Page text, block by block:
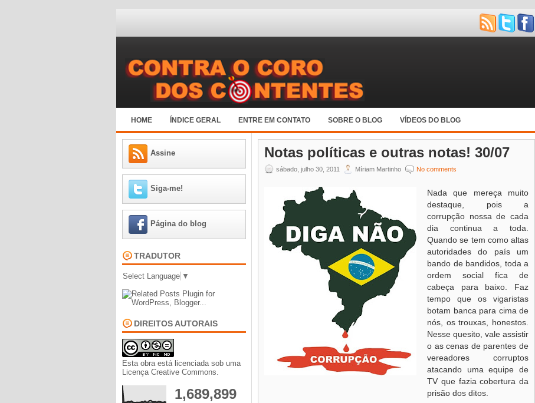
HOME ÍNDICE GERAL ENTRE EM CONTATO SOBRE O BLOG VÍDEOS DO BLOG
Assine
Siga-me!
Página do blog
TRADUTOR
Select Language ▼
DIREITOS AUTORAIS
Esta obra está licenciada sob uma
Licença Creative Commons.
1,689,899
Notas políticas e outras notas! 30/07
sábado, julho 30, 2011 Míriam Martinho No comments
Nada que mereça muito
destaque, pois a
corrupção nossa de cada
dia continua a toda.
Quando se tem como altas
autoridades do país um
bando de bandidos, toda a
ordem social fica de
cabeça para baixo. Faz
tempo que os vigaristas
botam banca para cima de
nós, os trouxas, honestos.
Nesse quesito, vale assistir
o as cenas de parentes de
vereadores corruptos
atacando uma equipe de
TV que fazia cobertura da
prisão dos ditos.